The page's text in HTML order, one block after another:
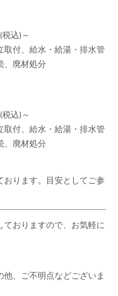
込)～
付、給水・給湯・排水管
、廃材処分
込)～
付、給水・給湯・排水管
、廃材処分
おります。
目安としてご参
おりますので、お気軽に
、ご不明点などございま